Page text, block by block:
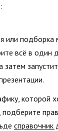
или
всё в один
которой
подберите
справочник